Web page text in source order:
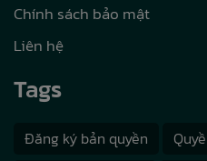
Chính sách bảo mật
Liên hệ
Tags
Đăng ký bản quyền